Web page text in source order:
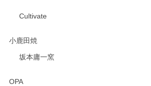
Cultivate
小鹿田焼
坂本庸一窯
OPA